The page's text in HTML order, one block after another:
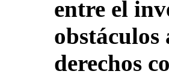
entre el
obstáculos
derechos